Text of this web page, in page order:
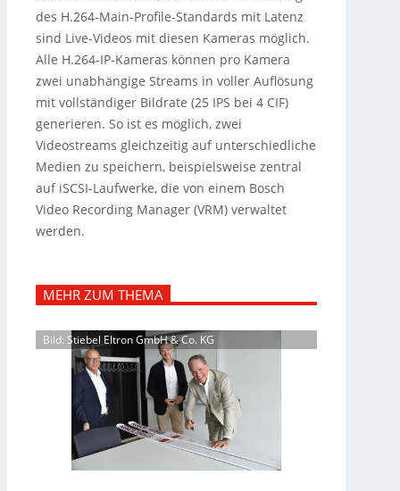
des H.264-Main-Profile-Standards mit Latenz
sind Live-Videos mit diesen Kameras möglich.
Alle H.264-IP-Kameras können pro Kamera
zwei unabhängige Streams in voller Auflösung
mit vollständiger Bildrate (25 IPS bei 4 CIF)
generieren. So ist es möglich, zwei
Videostreams gleichzeitig auf unterschiedliche
Medien zu speichern, beispielsweise zentral
auf iSCSI-Laufwerke, die von einem Bosch
Video Recording Manager (VRM) verwaltet
werden.
MEHR ZUM THEMA
Bild: Stiebel Eltron GmbH & Co. KG